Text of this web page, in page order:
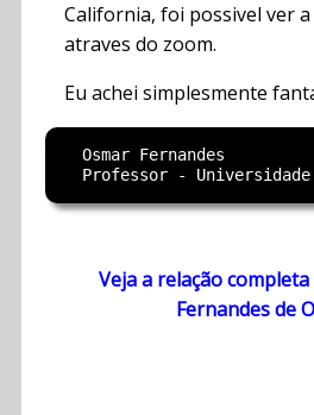
California, foi possivel ver
atraves do zoom.
Eu achei simplesmente
  Osmar Fernandes
Veja a relação
Fernandes de